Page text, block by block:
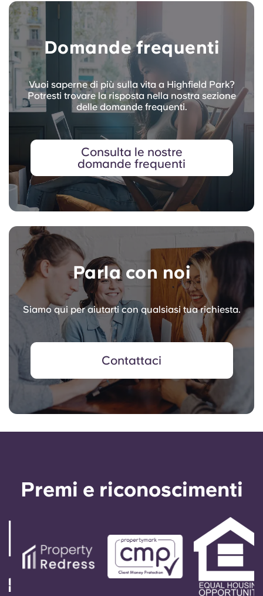
Domande frequenti
Vuoi saperne di più sulla vita a Highfield Park?
Potresti trovare la risposta nella nostra sezione
delle domande frequenti.
Consulta le nostre
domande frequenti
Parla con noi
Siamo qui per aiutarti con qualsiasi tua richiesta.
Contattaci
Premi e riconoscimenti